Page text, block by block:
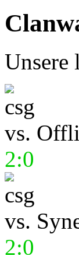
Unsere
vs.
2:0
vs.
2:0